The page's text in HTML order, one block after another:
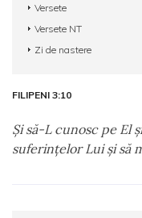
Versete
Versete NT
Zi de nastere
FILIPENI 3:10
Şi să-L cunosc pe El
suferinţelor Lui şi să